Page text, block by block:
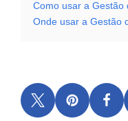
Como usar a Gestão
Onde usar a Gestão